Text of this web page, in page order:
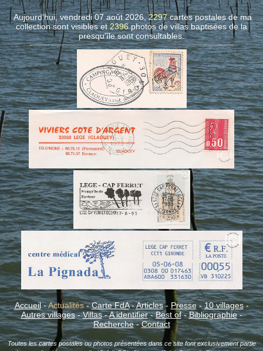
Aujourd'hui, vendredi 07 août 2026,2297cartes postales de ma
collection sont visibles et2396 photos de villasbaptisées de la
presqu'île sont consultables.
Accueil-Actualités-Carte FdA-Articles- Presse-10 villages-
Autres villages-Villas-A identifier-Best of-Bibliographie-
Recherche-Contact
Toutes les cartes postales ou photos présentées dans ce site font exclusivement partie